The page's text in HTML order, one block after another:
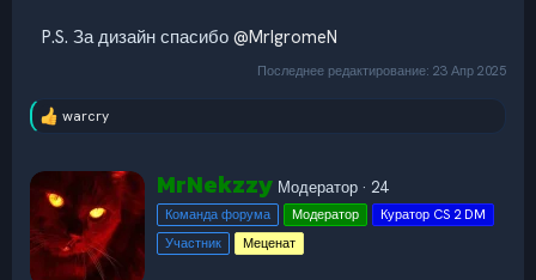
P.S. За дизайн спасибо @MrIgromeN
Последнее редактирование: 23 Апр 2025
Р
ц
и
и
warcry
А
в
т
о
MrNekzzy Модератор · 24
Команда форума Модератор
Куратор CS 2 DM
Участник
Меценат